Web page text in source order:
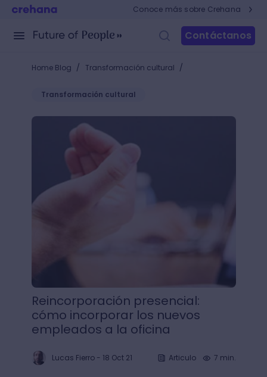
Conoce más sobre Crehana
Contáctanos
Home Blog / Transformación cultural /
Transformación cultural
Reincorporación presencial: cómo incorporar los
Reincorporación presencial:
cómo incorporar los nuevos
empleados a la oficina
Lucas Fierro- 18 Oct 21 Articulo 7 min.